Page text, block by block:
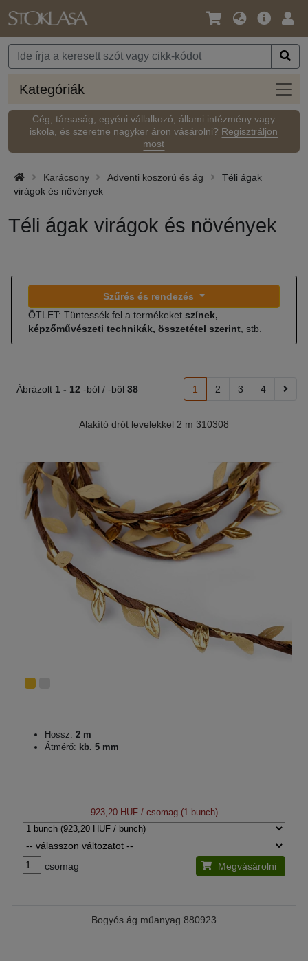
Nyelv
Pénznem
Fő
Kategóriák
Cég, társaság, egyéni vállalkozó, állami intézmény vagy
iskola, és szeretne nagyker áron vásárolni? Regisztráljon
most
Karácsony Adventi koszorú és ág
Téli ágak
virágok és növények
Téli ágak virágok és növények
Szűrés és rendezés
ÖTLET: Tüntessék fel a termékeket színek,
képzőművészeti technikák, összetétel szerint , stb.
Ábrázolt 1 - 12 -ból / -ből 38 1 2 3 4
Alakító drót levelekkel 2 m 310308
Hossz: 2 m
Átmérő: kb. 5 mm
923,20 HUF/ csomag (1 bunch)
csomag Megvásárolni
Bogyós ág műanyag 880923